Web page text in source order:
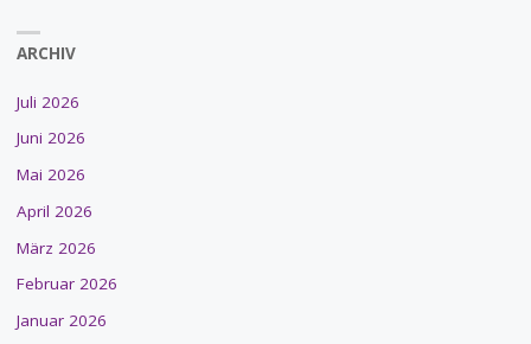
ARCHIV
Juli 2026
Juni 2026
Mai 2026
April 2026
März 2026
Februar 2026
Januar 2026